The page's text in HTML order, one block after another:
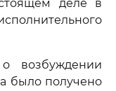
деле в
возбуждении
было получено